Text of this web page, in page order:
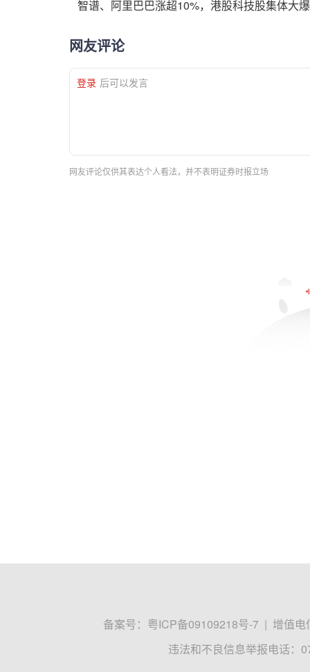
智谱、阿里巴巴涨超10%，港股科技股集体大
网友评论
登录 后可以发言
网友评论仅供其表达个人看法，并不表明证券时报立场
备案号： 粤ICP备09109218号-7 | 增值电
违法和不良信息举报电话：